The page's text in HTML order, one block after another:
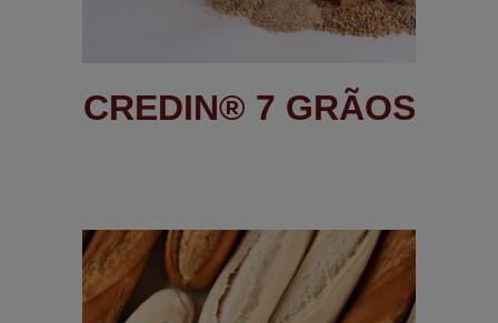
CREDIN® 7 GRÃOS